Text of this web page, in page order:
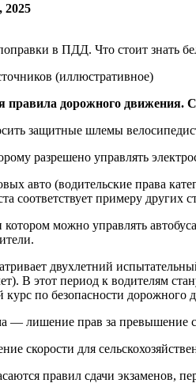
2025
(иллюстративное)
правила дорожного движения.
защитные шлемы
разрешено управлять
авто (водительские права
соответствует примеру
котором можно управлять
двухлетний
В этот период к водителям
курс по безопасности
— лишение прав за превышение
скорости для
правил сдачи экзаменов,